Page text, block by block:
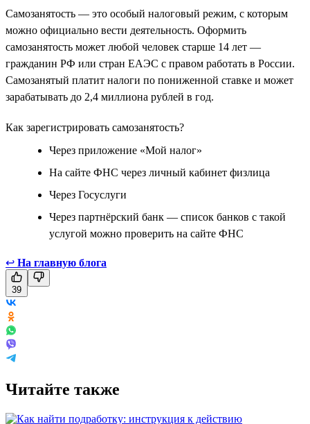
Самозанятость — это особый налоговый режим, с которым
можно официально вести деятельность. Оформить
самозанятость может любой человек старше 14 лет —
гражданин РФ или стран ЕАЭС с правом работать в России.
Самозанятый платит налоги по пониженной ставке и может
зарабатывать до 2,4 миллиона рублей в год.
Как зарегистрировать самозанятость?
Через приложение «Мой налог»
На сайте ФНС через личный кабинет физлица
Через Госуслуги
Через партнёрский банк — список банков с такой
услугой можно проверить на сайте ФНС
↩ На главную блога
39
Читайте также